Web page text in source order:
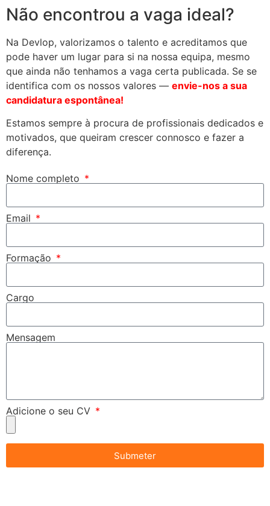
Não encontrou a vaga ideal?
Na Devlop, valorizamos o talento e acreditamos que
pode haver um lugar para si na nossa equipa, mesmo
que ainda não tenhamos a vaga certa publicada. Se se
identifica com os nossos valores — envie-nos a sua
candidatura espontânea!
Estamos sempre à procura de profissionais dedicados e
motivados, que queiram crescer connosco e fazer a
diferença.
Nome completo
Email
Formação
Cargo
Mensagem
Adicione o seu CV
Submeter